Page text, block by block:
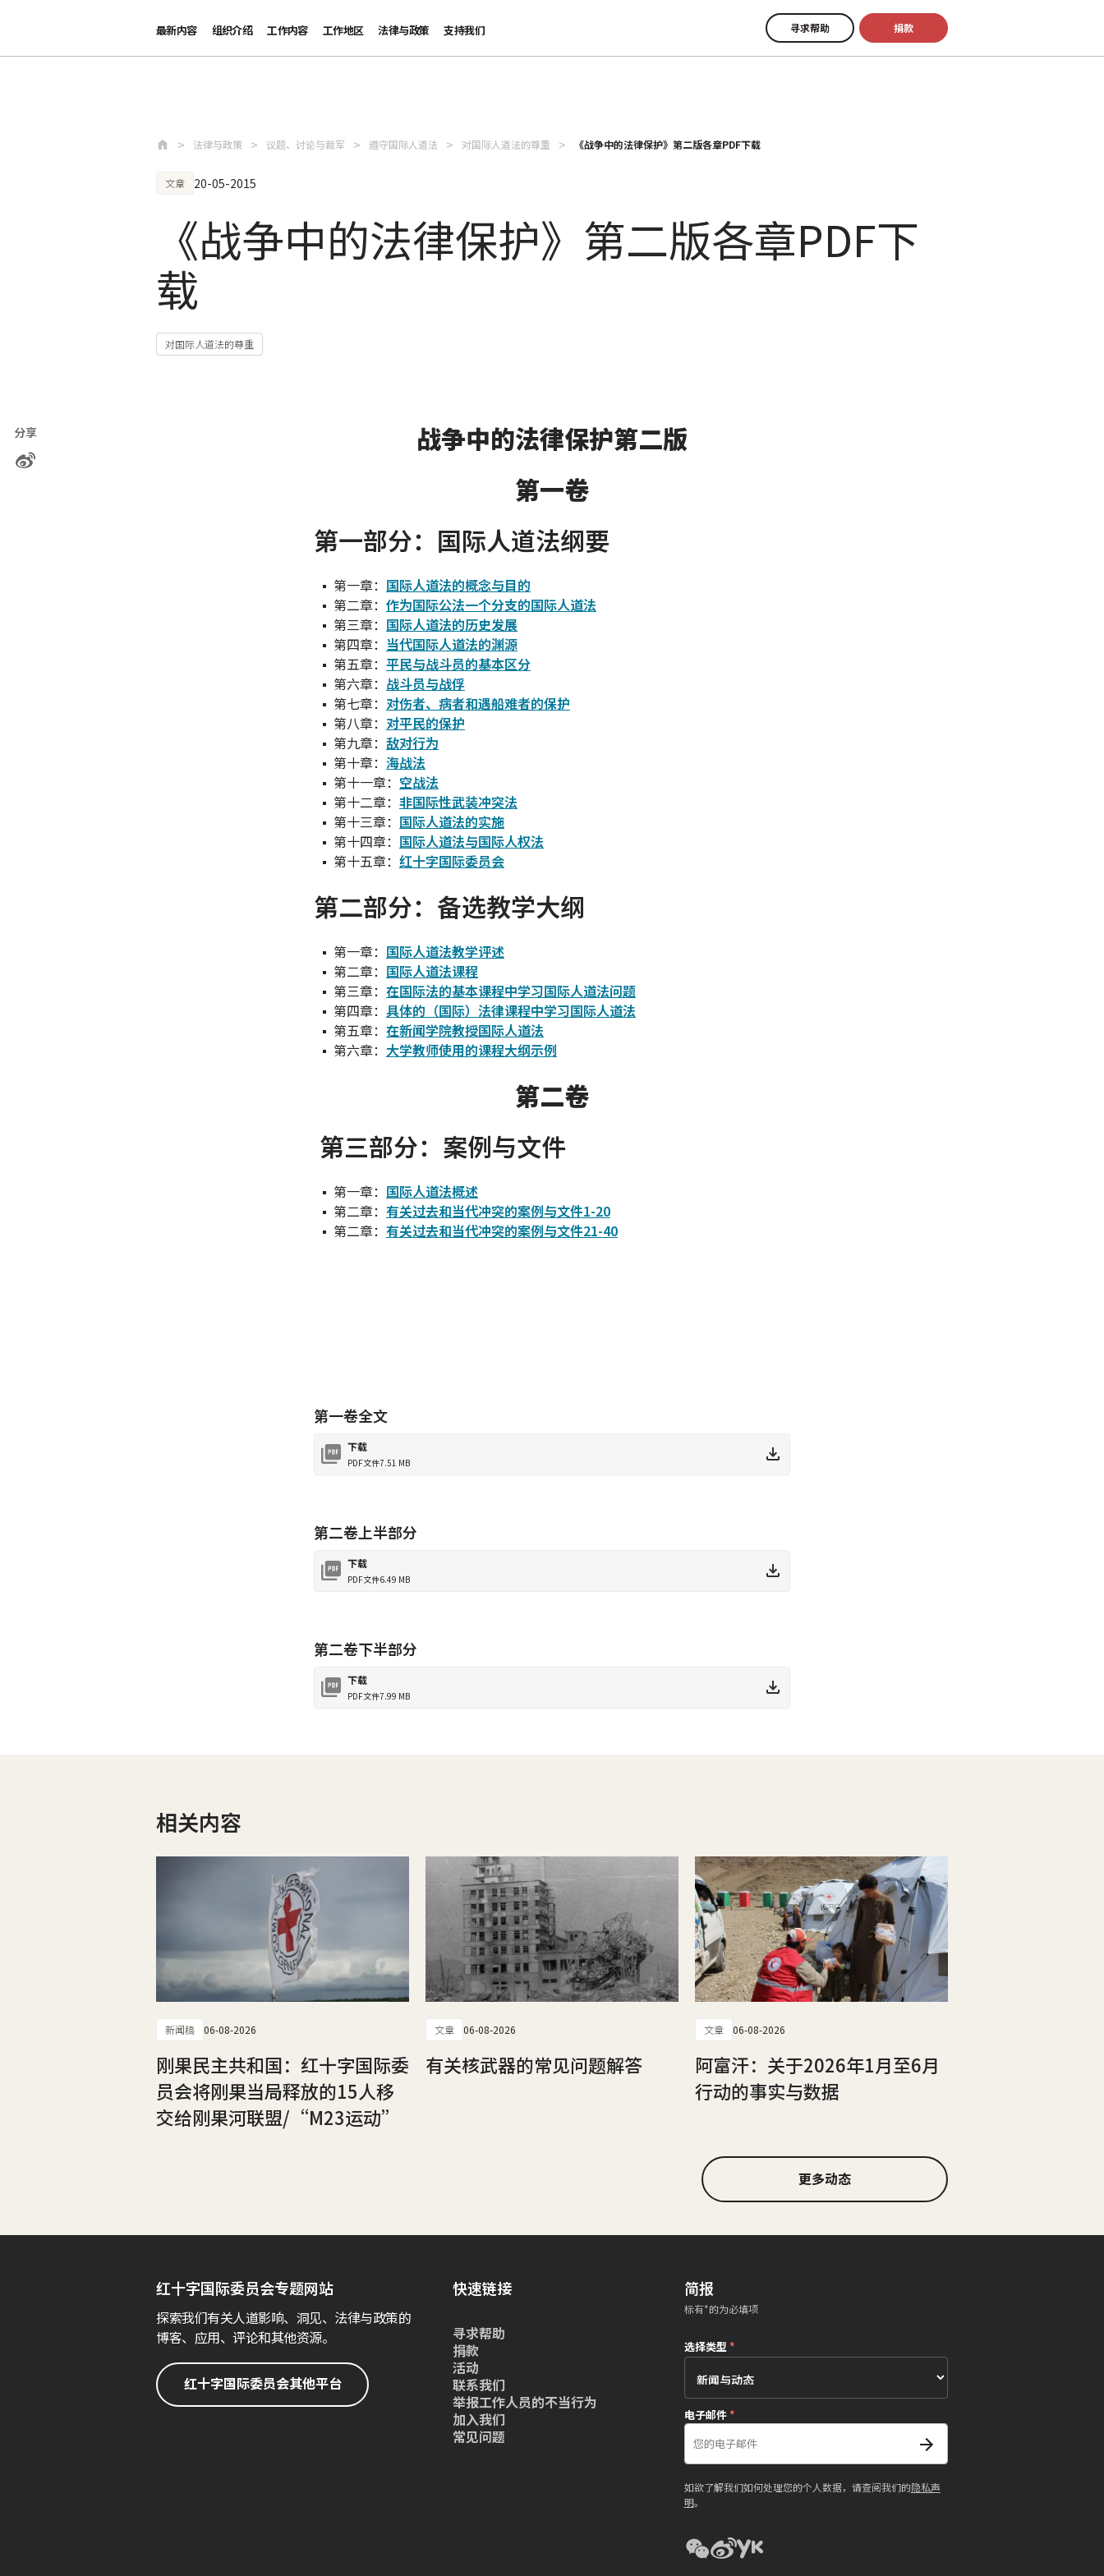
最新内容 组织介绍 工作内容 工作地区 法律与政策 支持我们 寻求帮助 捐款
法律与政策 议题、讨论与裁军 遵守国际人道法 对国际人道法的尊重 《战争中的法律保护》第二版各章PDF下载
文章 20-05-2015
《战争中的法律保护》第二版各章PDF下
载
对国际人道法的尊重
分享
战争中的法律保护第二版
第一卷
第一部分：国际人道法纲要
第一章： 国际人道法的概念与目的
第二章： 作为国际公法一个分支的国际人道法
第三章： 国际人道法的历史发展
第四章： 当代国际人道法的渊源
第五章： 平民与战斗员的基本区分
第六章： 战斗员与战俘
第七章： 对伤者、病者和遇船难者的保护
第八章： 对平民的保护
第九章： 敌对行为
第十章： 海战法
第十一章： 空战法
第十二章： 非国际性武装冲突法
第十三章： 国际人道法的实施
第十四章： 国际人道法与国际人权法
第十五章： 红十字国际委员会
第二部分：备选教学大纲
第一章： 国际人道法教学评述
第二章： 国际人道法课程
第三章： 在国际法的基本课程中学习国际人道法问题
第四章： 具体的（国际）法律课程中学习国际人道法
第五章： 在新闻学院教授国际人道法
第六章： 大学教师使用的课程大纲示例
第二卷
第三部分：案例与文件
第一章： 国际人道法概述
第二章： 有关过去和当代冲突的案例与文件1-20
第二章： 有关过去和当代冲突的案例与文件21-40
第一卷全文
下载
PDF文件7.51 MB
第二卷上半部分
下载
PDF文件6.49 MB
第二卷下半部分
下载
PDF文件7.99 MB
相关内容
新闻稿 06-08-2026
刚果民主共和国：红十字国际委
员会将刚果当局释放的15人移
交给刚果河联盟/“M23运动”
文章 06-08-2026
有关核武器的常见问题解答
文章 06-08-2026
阿富汗：关于2026年1月至6月
行动的事实与数据
更多动态
红十字国际委员会专题网站
探索我们有关人道影响、洞见、法律与政策的
博客、应用、评论和其他资源。
红十字国际委员会其他平台
快速链接
寻求帮助
捐款
活动
联系我们
举报工作人员的不当行为
加入我们
常见问题
简报
标有*的为必填项
选择类型 *
电子邮件*
如欲了解我们如何处理您的个人数据，请查阅我们的隐私声
明。